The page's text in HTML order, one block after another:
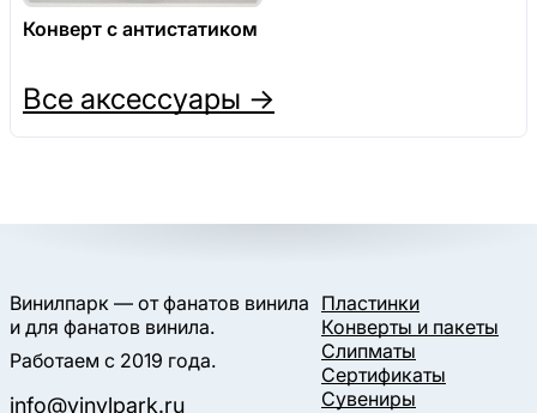
Конверт с антистатиком
Все аксессуары →
Винилпарк — от фанатов винила
и для фанатов винила.
Работаем с 2019 года.
info@vinylpark.ru
Пластинки
Конверты и пакеты
Слипматы
Сертификаты
Сувениры